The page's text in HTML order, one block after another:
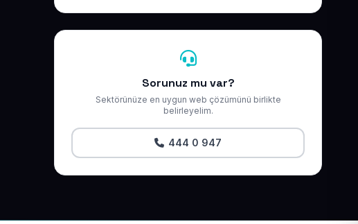
Sorunuz mu var?
Sektörünüze en uygun web çözümünü birlikte
belirleyelim.
444 0 947